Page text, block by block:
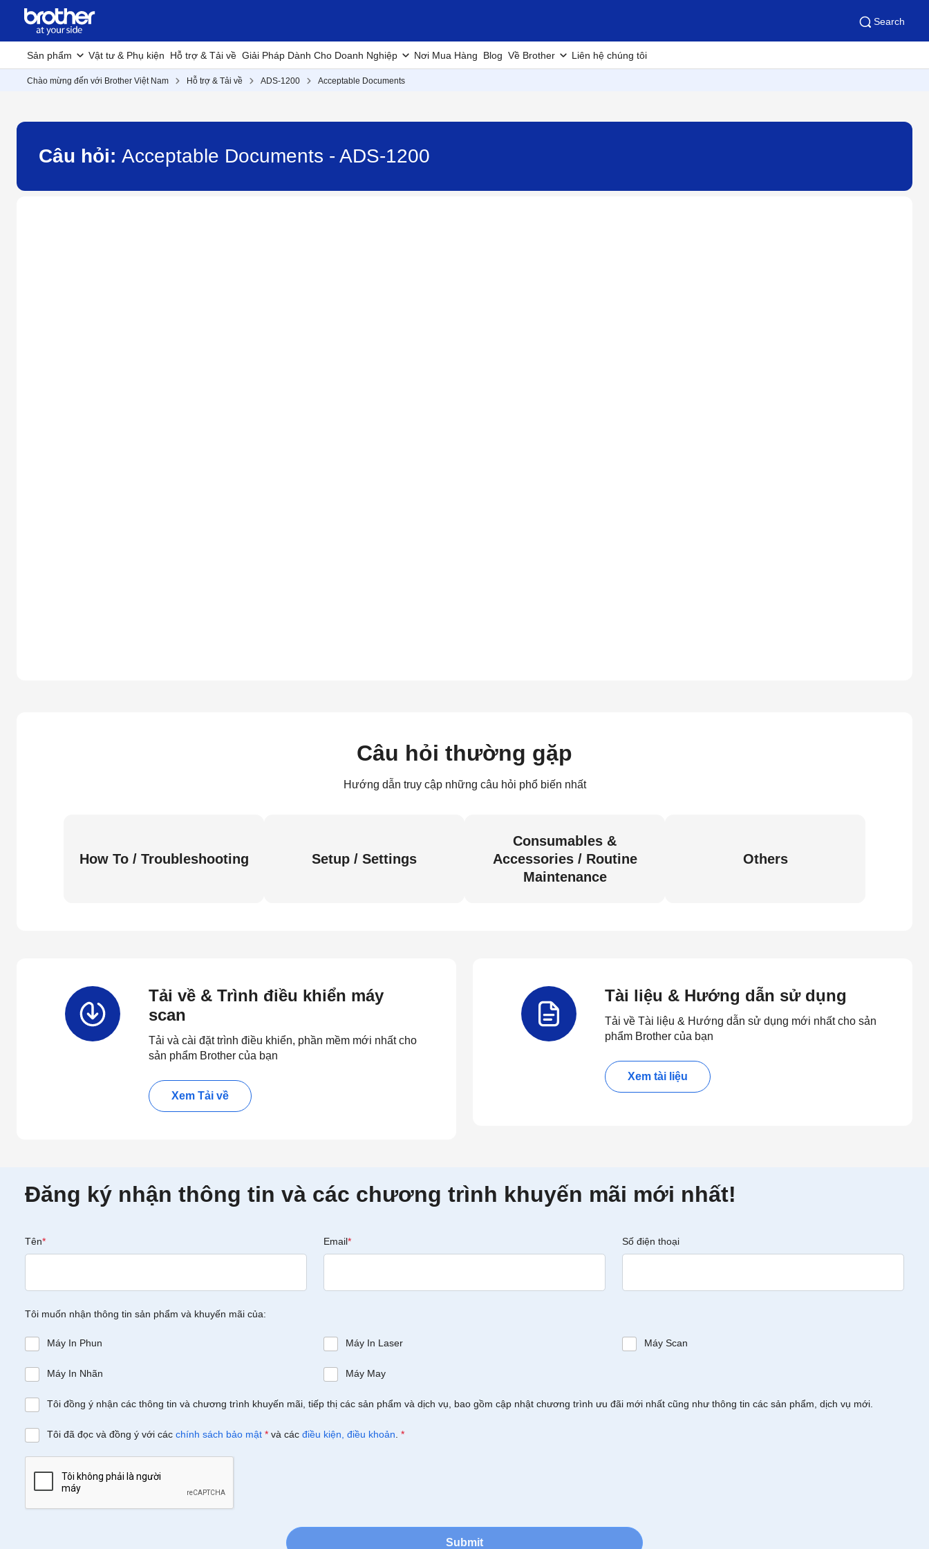
Search
Sản phẩm Vật tư & Phụ kiện Hỗ trợ & Tải về Giải Pháp Dành Cho Doanh Nghiệp Nơi Mua Hàng Blog Về Brother Liên hệ chúng tôi
Chào mừng đến với Brother Việt Nam Hỗ trợ & Tải về ADS-1200 Acceptable Documents
Câu hỏi: Acceptable Documents - ADS-1200
Câu hỏi thường gặp
Hướng dẫn truy cập những câu hỏi phổ biến nhất
How To / Troubleshooting Setup / Settings
Consumables &
Accessories / Routine
Maintenance
Others
Tải về & Trình điều khiển máy
scan
Tải và cài đặt trình điều khiển, phần mềm mới nhất cho
sản phẩm Brother của bạn
Xem Tải về
Tài liệu & Hướng dẫn sử dụng
Tải về Tài liệu & Hướng dẫn sử dụng mới nhất cho sản
phẩm Brother của bạn
Xem tài liệu
Đăng ký nhận thông tin và các chương trình khuyến mãi mới nhất!
Tên* Email* Số điện thoại
Tôi muốn nhận thông tin sản phẩm và khuyến mãi của:
Máy In Phun Máy In Laser Máy Scan
Máy In Nhãn Máy May
Tôi đồng ý nhận các thông tin và chương trình khuyến mãi, tiếp thị các sản phẩm và dịch vụ, bao gồm cập nhật chương trình ưu đãi mới nhất cũng như thông tin các sản phẩm, dịch vụ mới.
Tôi đã đọc và đồng ý với các chính sách bảo mật * và các điều kiện, điều khoản *
Submit